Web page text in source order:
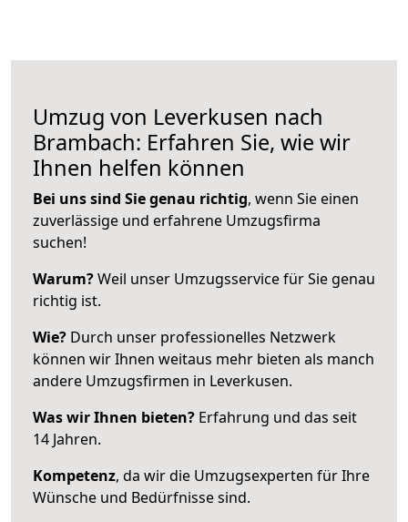
Umzug von Leverkusen nach
Brambach: Erfahren Sie, wie wir
Ihnen helfen können
Bei uns sind Sie genau richtig, wenn Sie einen
zuverlässige und erfahrene Umzugsfirma
suchen!
Warum?Weil unser Umzugsservice für Sie genau
richtig ist.
Wie? Durch unser professionelles Netzwerk
können wir Ihnen weitaus mehr bieten als manch
andere Umzugsfirmen in Leverkusen.
Was wir Ihnen bieten? Erfahrung und das seit
14 Jahren.
Kompetenz, da wir die Umzugsexperten für Ihre
Wünsche und Bedürfnisse sind.